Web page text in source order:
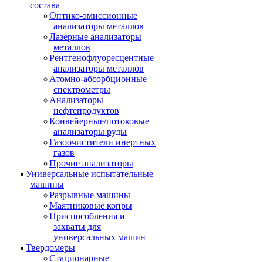
состава
Оптико-эмиссионные
анализаторы металлов
Лазерные анализаторы
металлов
Рентгенофлуоресцентные
анализаторы металлов
Атомно-абсорбционные
спектрометры
Анализаторы
нефтепродуктов
Конвейерные/потоковые
анализаторы руды
Газоочистители инертных
газов
Прочие анализаторы
Универсальные испытательные
машины
Разрывные машины
Маятниковые копры
Приспособления и
захваты для
универсальных машин
Твердомеры
Стационарные